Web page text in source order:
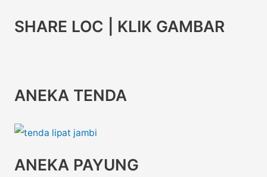
SHARE LOC | KLIK GAMBAR
ANEKA TENDA
ANEKA PAYUNG